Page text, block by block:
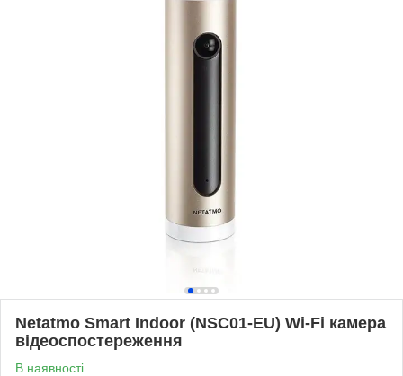
Netatmo Smart Indoor (NSC01-EU) Wi-Fi камера
відеоспостереження
В наявності